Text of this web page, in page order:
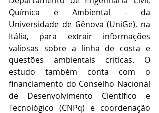
Química e Ambiental - da
Universidade de Gênova (UniGe), na
Itália, para extrair informações
valiosas sobre a linha de costa e
questões ambientais críticas. O
estudo também conta com o
financiamento do Conselho Nacional
de Desenvolvimento Científico e
Tecnológico (CNPq) e coordenação